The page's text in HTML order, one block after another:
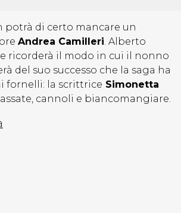
potrà di certo mancare un
Andrea Camilleri. Alberto
ricorderà il modo in cui il nonno
del suo successo che la saga ha
fornelli: la scrittrice Simonetta
cannoli e biancomangiare.